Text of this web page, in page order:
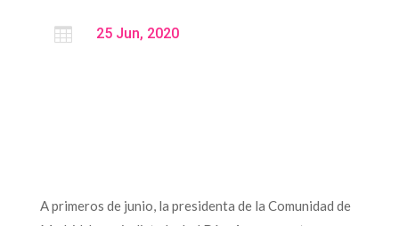
 25 Jun, 2020
A primeros de junio, la presidenta de la Comunidad de